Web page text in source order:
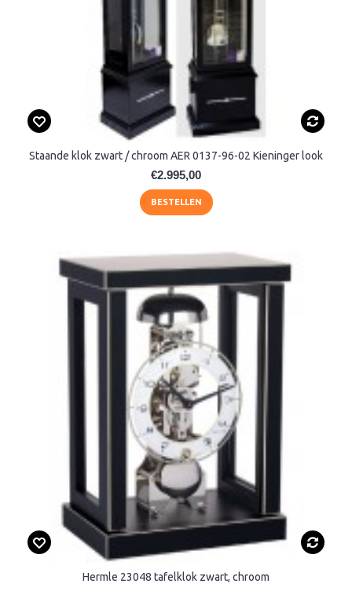
Staande klok zwart / chroom AER 0137-96-02 Kieninger look
€2.995,00
BESTELLEN
Hermle 23048 tafelklok zwart, chroom